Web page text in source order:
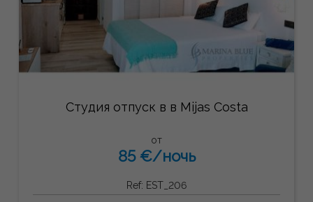
Студия отпуск в в Mijas Costa
от
85 €/ночь
Ref: EST_206